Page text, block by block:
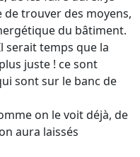
trouver des moyens,
du bâtiment.
serait temps que la
juste ! ce sont
sont sur le banc de
on le voit déjà, de
aura laissés